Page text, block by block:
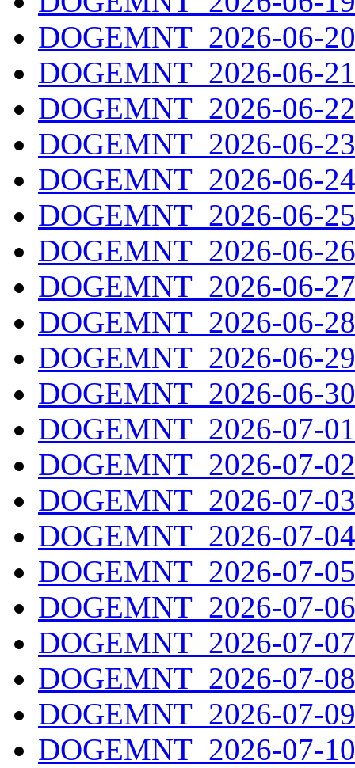
DOGEMNT_2026-06-
DOGEMNT_2026-06-
DOGEMNT_2026-06-
DOGEMNT_2026-06-
DOGEMNT_2026-06-
DOGEMNT_2026-06-
DOGEMNT_2026-06-
DOGEMNT_2026-06-
DOGEMNT_2026-06-
DOGEMNT_2026-06-
DOGEMNT_2026-06-
DOGEMNT_2026-07-
DOGEMNT_2026-07-
DOGEMNT_2026-07-
DOGEMNT_2026-07-
DOGEMNT_2026-07-
DOGEMNT_2026-07-
DOGEMNT_2026-07-
DOGEMNT_2026-07-
DOGEMNT_2026-07-
DOGEMNT_2026-07-